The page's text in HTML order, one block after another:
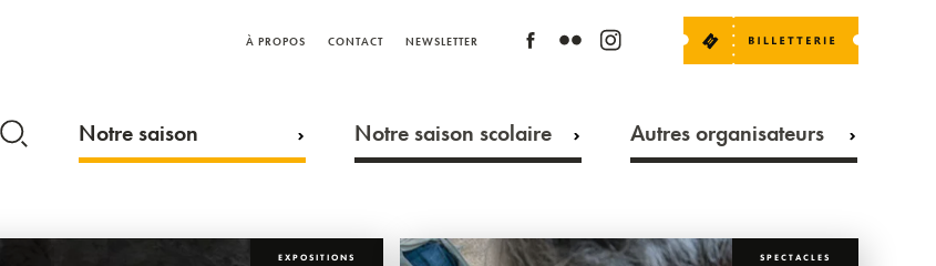
À PROPOS CONTACT NEWSLETTER
Notre saison Notre saison scolaire Autres organisateurs
EXPOSITIONS SPECTACLES